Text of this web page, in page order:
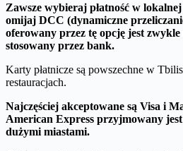
Zawsze wybieraj płatność w
omijaj DCC (dynamiczne
oferowany przez tę opcję jest
stosowany przez bank.
Karty płatnicze są powszechne w
restauracjach.
Najczęściej akceptowane są Visa i
American Express przyjmowany jest
dużymi miastami.